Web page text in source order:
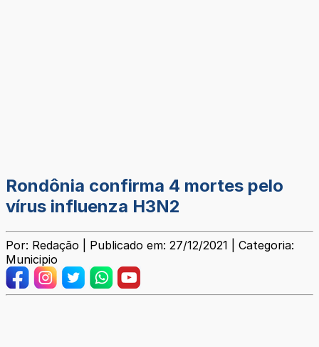
Rondônia confirma 4 mortes pelo
vírus influenza H3N2
Por: Redação | Publicado em: 27/12/2021 | Categoria:
Municipio